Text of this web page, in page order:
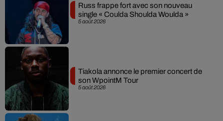
5 août 2026
Russ frappe fort avec son nouveau
single « Coulda Shoulda Woulda »
5 août 2026
Tiakola annonce le premier concert de
son WpointM Tour